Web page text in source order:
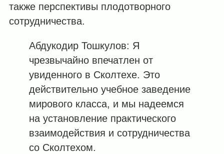
также перспективы плодотворного
сотрудничества.
Абдукодир Тошкулов: Я
чрезвычайно впечатлен от
увиденного в Сколтехе. Это
действительно учебное заведение
мирового класса, и мы надеемся
на установление практического
взаимодействия и сотрудничества
со Сколтехом.